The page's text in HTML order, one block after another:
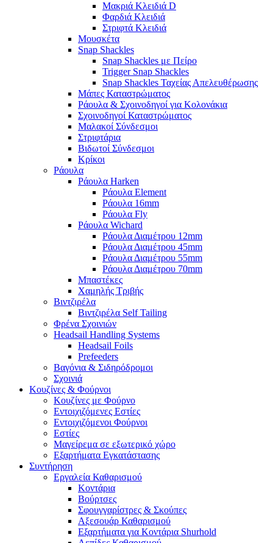
Μακριά Κλειδιά D
Φαρδιά Κλειδιά
Στριφτά Κλειδιά
Μουσκέτα
Snap Shackles
Snap Shackles με Πείρο
Trigger Snap Shackles
Snap Shackles Ταχείας Απελευθέρωσης
Μάπες Καταστρώματος
Ράουλα & Σχοινοδηγοί για Κολονάκια
Σχοινοδηγοί Καταστρώματος
Μαλακοί Σύνδεσμοι
Στριφτάρια
Βιδωτοί Σύνδεσμοι
Κρίκοι
Ράουλα
Ράουλα Harken
Ράουλα Element
Ράουλα 16mm
Ράουλα Fly
Ράουλα Wichard
Ράουλα Διαμέτρου 12mm
Ράουλα Διαμέτρου 45mm
Ράουλα Διαμέτρου 55mm
Ράουλα Διαμέτρου 70mm
Μπαστέκες
Χαμηλής Τριβής
Βιντζιρέλα
Βιντζιρέλα Self Tailing
Φρένα Σχοινιών
Headsail Handling Systems
Headsail Foils
Prefeeders
Βαγόνια & Σιδηρόδρομοι
Σχοινιά
Κουζίνες & Φούρνοι
Κουζίνες με Φούρνο
Εντοιχιζόμενες Εστίες
Εντοιχιζόμενοι Φούρνοι
Εστίες
Μαγείρεμα σε εξωτερικό χώρο
Εξαρτήματα Εγκατάστασης
Συντήρηση
Εργαλεία Καθαρισμού
Κοντάρια
Βούρτσες
Σφουγγαρίστρες & Σκούπες
Αξεσουάρ Καθαρισμού
Εξαρτήματα για Κοντάρια Shurhold